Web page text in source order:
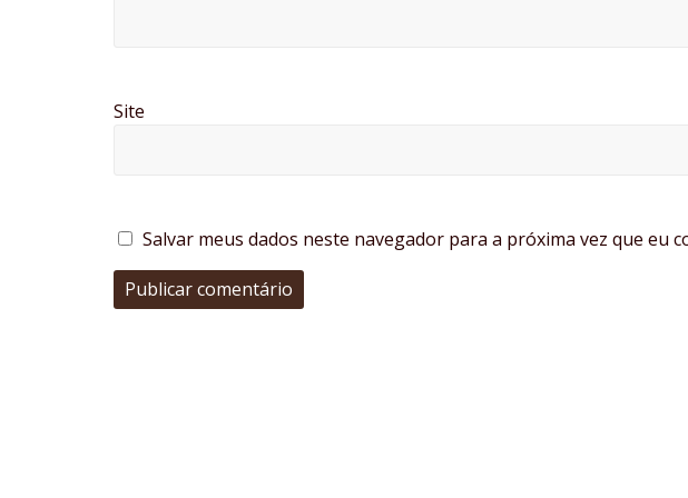
Site
Salvar meus dados neste navegador para a próxima vez que eu